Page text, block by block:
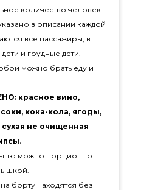
количество человек
в описании каждой
все пассажиры, в
и грудные дети.
можно брать еду и
красное вино,
кока-кола, ягоды,
не очищенная
можно порционно.
борту находятся без